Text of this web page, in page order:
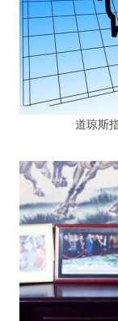
道琼斯